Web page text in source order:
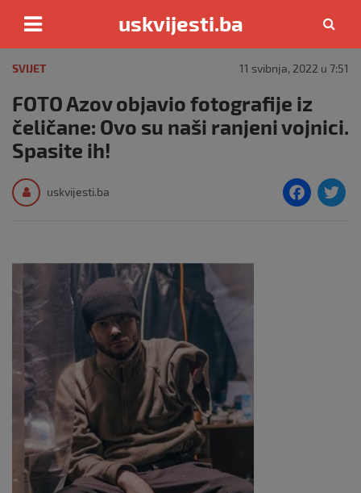
content
uskvijesti.ba
SVIJET 11 svibnja, 2022 u 7:51
FOTO Azov objavio fotografije iz
čeličane: Ovo su naši ranjeni vojnici.
Spasite ih!
uskvijesti.ba
F